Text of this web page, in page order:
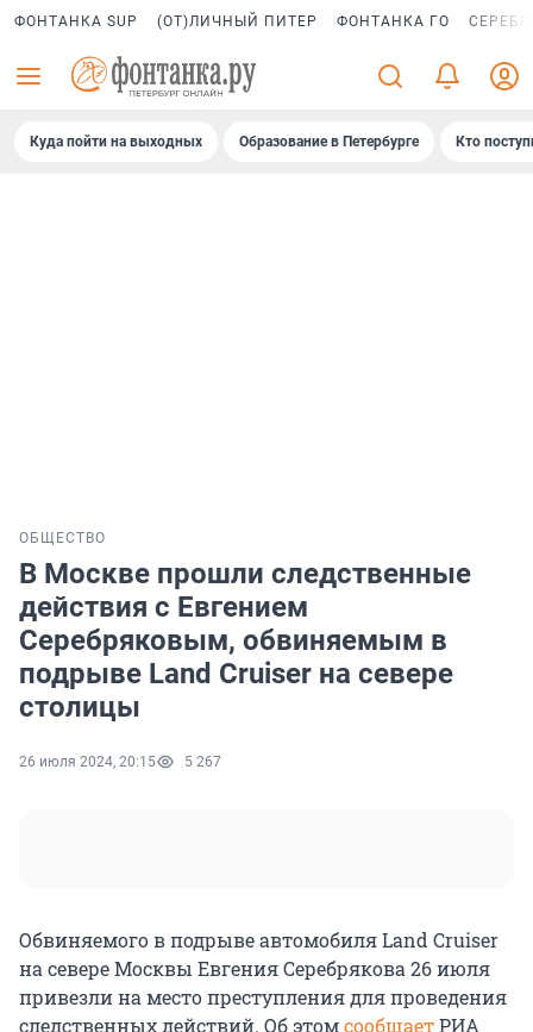
ФОНТАНКА SUP (ОТ)ЛИЧНЫЙ ПИТЕР ФОНТАНКА ГО
Куда пойти на выходных Образование в Петербурге Кто
ОБЩЕСТВО
В Москве прошли следственные
действия с Евгением
Серебряковым, обвиняемым в
подрыве Land Cruiser на севере
столицы
26 июля 2024, 20:15 5 267
Обвиняемого в подрыве автомобиля Land Cruiser
на севере Москвы Евгения Серебрякова 26 июля
привезли на место преступления для проведения
следственных действий. Об этомсообщаетРИА